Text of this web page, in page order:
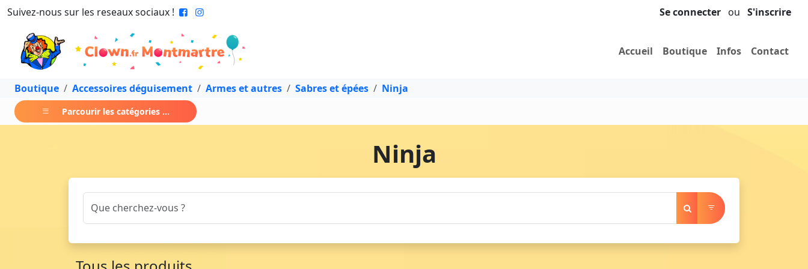
Suivez-nous sur les reseaux sociaux ! Se connecter ou S'inscrire
Accueil Boutique Infos Contact
Boutique Accessoires déguisement Armes et autres Sabres et épées Ninja
Parcourir les catégories ...
Ninja